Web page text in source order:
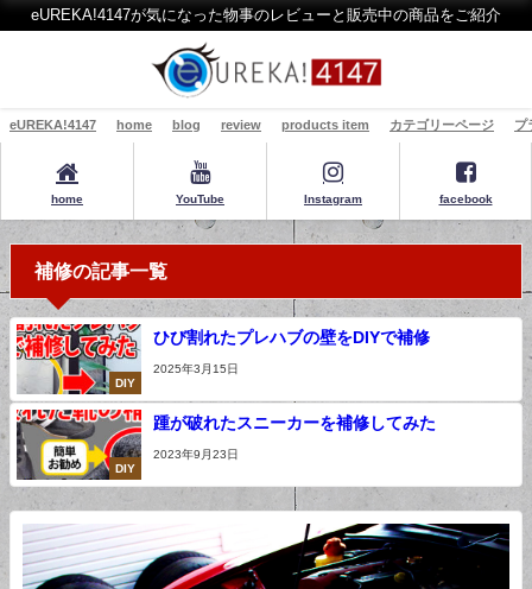
eUREKA!4147が気になった物事のレビューと販売中の商品をご紹介
eUREKA!4147 home blog review products item カテゴリーページ プ
home YouTube Instagram facebook
補修の記事一覧
DIY
ひび割れたプレハブの壁をDIYで補修
2025年3月15日
DIY
踵が破れたスニーカーを補修してみた
2023年9月23日